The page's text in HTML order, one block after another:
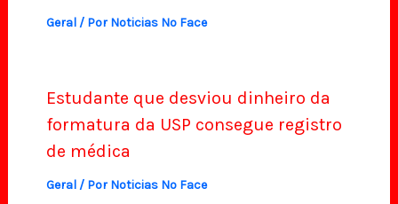
Geral/ Por Noticias No Face
Estudante que desviou dinheiro da
formatura da USP consegue registro
de médica
Geral/ Por Noticias No Face